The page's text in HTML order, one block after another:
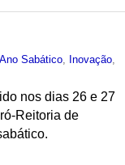
Sabático Inovação
nos dias 26 e 27
Reitoria de